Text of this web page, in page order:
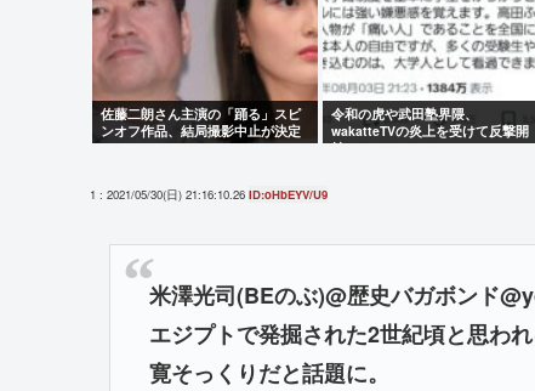
佐藤二朗さん主演の「踊る」スピ
ンオフ作品、結局撮影中止が決定
www
令和の虎や武田塾界隈、
wakatteTVの炎上を受けて反撃開
始
1 : 2021/05/30(日) 21:16:10.26 ID:oHbEYV/U9
米澤光司(BEのぶ)@歴史バガボンド
エジプトで発掘された2世紀頃と思わ
寛そっくりだと話題に。